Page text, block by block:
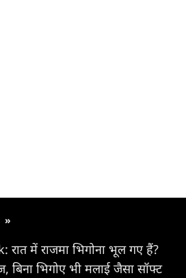
»
में राजमा भिगोना भूल गए हैं?
भिगोए भी मलाई जैसा सॉफ्ट